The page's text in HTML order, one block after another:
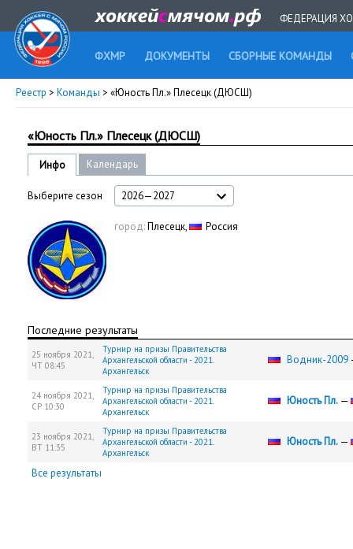
ФЕДЕРАЦИЯ
ФХМР ДОКУМЕНТЫ СБОРНЫЕ КОМАНДЫ
Реестр > Команды > «Юность Пл.» Плесецк (ДЮСШ)
«Юность Пл.» Плесецк (ДЮСШ)
Инфо Календарь
Выберите сезон 2026—2027
город:Плесецк, Россия
Последние результаты
25 ноября 2021,
ЧТ 08:45
Турнир на призы Правительства
Архангельской области - 2021.
Архангельск
Водник-2009
24 ноября 2021,
СР 10:30
Турнир на призы Правительства
Архангельской области - 2021.
Архангельск
Юность Пл. —
23 ноября 2021,
ВТ 11:35
Турнир на призы Правительства
Архангельской области - 2021.
Архангельск
Юность Пл. —
Все результаты